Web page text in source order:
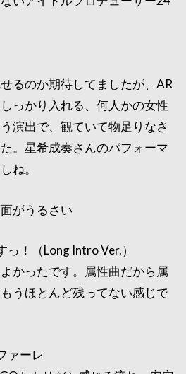
るのか期待してましたが、AR
っかり入れる、何人かの女性
演出で、観ていて物足りなさ
。星希成奏さんのパフォーマ
ね。
がうるさい
！（Long Intro Ver.）
かったです。属性曲だから属
うほとんど残ってない感じで
ァーレ